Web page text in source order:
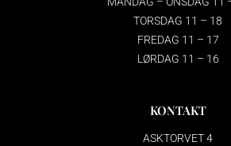
TORSDAG 11 – 18
FREDAG 11 – 17
LØRDAG 11 – 16
KONTAKT
ASKTORVET 4